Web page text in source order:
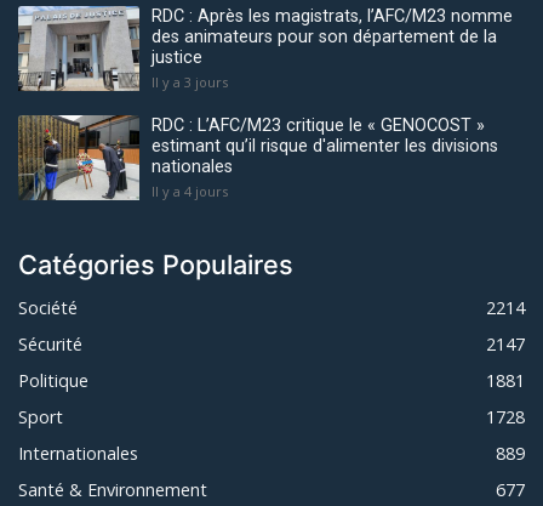
RDC : Après les magistrats, l’AFC/M23 nomme
des animateurs pour son département de la
justice
Il y a 3 jours
RDC : L’AFC/M23 critique le « GENOCOST »
estimant qu’il risque d'alimenter les divisions
nationales
Il y a 4 jours
Catégories Populaires
Société
2214
Sécurité
2147
Politique
1881
Sport
1728
Internationales
889
Santé & Environnement
677